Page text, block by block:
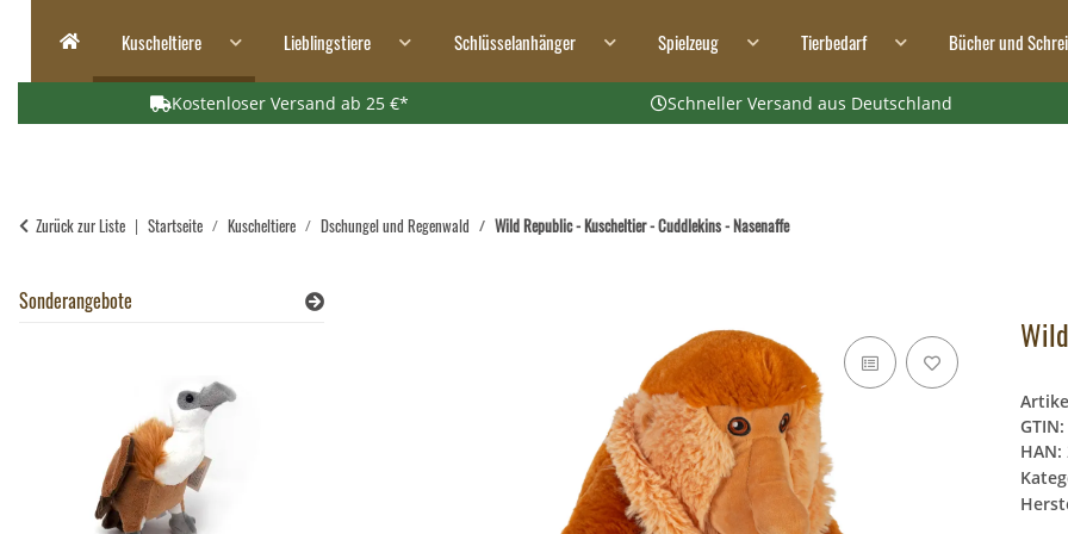
Kuscheltiere Lieblingstiere Schlüsselanhänger Spielzeug Tierbedarf Bücher und
Kostenloser Versand ab 25 €* Schneller Versand aus Deutschland
Zurück zur Liste Startseite Kuscheltiere Dschungel und Regenwald Wild Republic - Kuscheltier - Cuddlekins - Nasenaffe
GTIN:
HAN:
Sonderangebote